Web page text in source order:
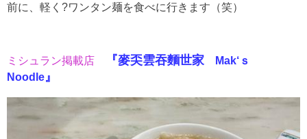
前に、軽く?ワンタン麺を食べに行きます（笑）
ミシュラン掲載店 『麥奀雲吞麵世家
Mak‘ｓ
Noodle』